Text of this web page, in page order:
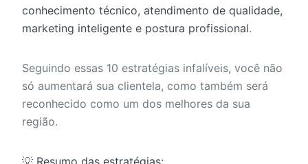
conhecimento técnico, atendimento de qualidade,
marketing inteligente e postura profissional.
Seguindo essas 10 estratégias infalíveis, você não
só aumentará sua clientela, como também será
reconhecido como um dos melhores da sua
região.
💡 Resumo das estratégias: